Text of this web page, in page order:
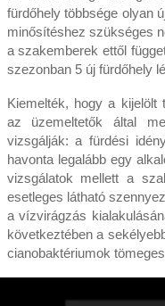
fürdőhely többsége olyan
minősítéshez szükséges
a szakemberek ettől
szezonban 5 új fürdőhely
Kiemelték, hogy a kijelölt
az üzemeltetők által
vizsgálják: a fürdési
havonta legalább egy
vizsgálatok mellett a
esetleges látható
a vízvirágzás
következtében a
cianobaktériumok